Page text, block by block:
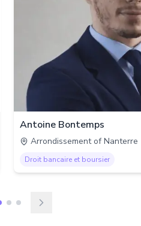
Antoine Bontemps
Arrondissement of Nanterre
Droit bancaire et boursier